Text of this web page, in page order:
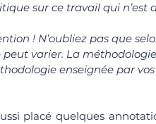
sur ce travail qui n’est
! N’oubliez pas que
varier. La
enseignée par
placé quelques